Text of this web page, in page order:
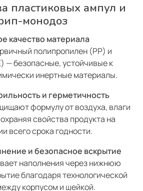
пластиковых ампул и
монодоз
качество материала
полипропилен (PP) и
— безопасные, устойчивые к
инертные материалы.
и герметичность
формулу от воздуха, влаги
свойства продукта на
всего срока годности.
и безопасное вскрытие
наполнения через нижнюю
благодаря технологической
корпусом и шейкой.